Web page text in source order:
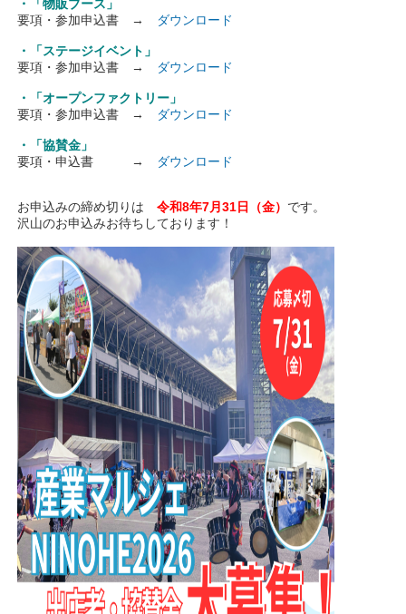
・「物販ブース」
要項・参加申込書 →
ダウンロード
・「ステージイベント」
要項・参加申込書 →
ダウンロード
・「オープンファクトリー」
要項・参加申込書 →
ダウンロード
・「協賛金」
要項・申込書 →
ダウンロード
お申込みの締め切りは 令和8年7月31日（金） です。
沢山のお申込みお待ちしております！